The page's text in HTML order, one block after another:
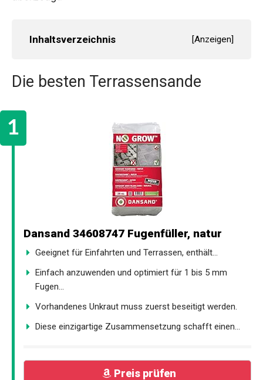
Inhaltsverzeichnis [Anzeigen]
Die besten Terrassensande
Dansand 34608747 Fugenfüller, natur
Geeignet für Einfahrten und Terrassen, enthält...
Einfach anzuwenden und optimiert für 1 bis 5 mm
Fugen...
Vorhandenes Unkraut muss zuerst beseitigt werden.
Diese einzigartige Zusammensetzung schafft einen...
Preis prüfen